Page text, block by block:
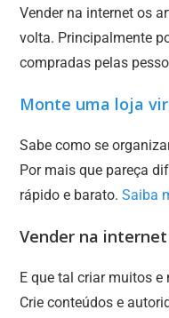
Vender na internet os
volta. Principalmente
compradas pelas
Monte uma loja
Sabe como se
Por mais que pareça
rápido e barato. Saiba
Vender na
E que tal criar muitos e
Crie conteúdos e